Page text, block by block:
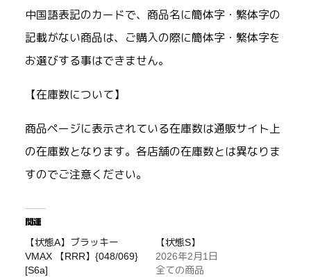
中国語表記のカードで、商品名に簡体字・繁体字の
記載がない商品は、ご購入の際に簡体字・繁体字を
お選びする事はできません。
【在庫数について】
商品ページに表示されている在庫数は通販サイト上
の在庫数となります。各店舗の在庫数とは異なりま
すのでご注意ください。
関連
【状態A】ブラッキー
VMAX 【RRR】{048/069}
[S6a]
【状態S】
2026年2月1日
全ての商品